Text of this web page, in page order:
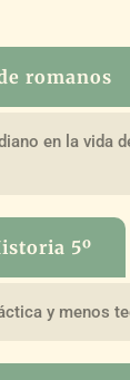
romanos
en la vida
5º
y menos